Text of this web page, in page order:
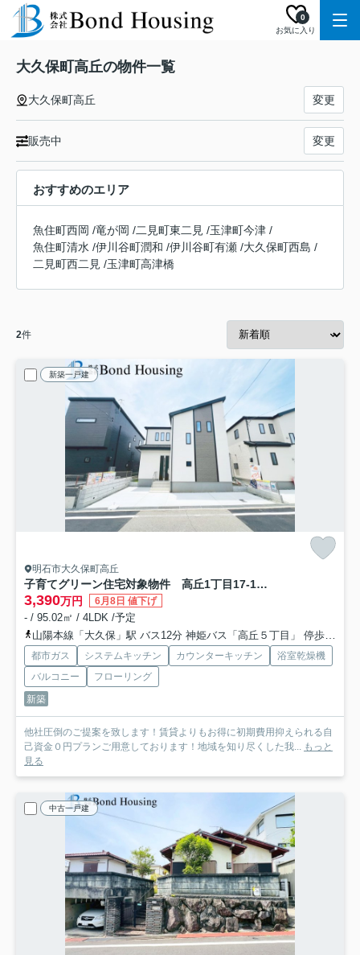
お気に入り
0
大久保町高丘の物件一覧
大久保町高丘 変更
販売中 変更
おすすめのエリア
魚住町西岡 /竜が岡 /二見町東二見 /玉津町今津 /
魚住町清水 /伊川谷町潤和 /伊川谷町有瀬 /大久保町西島 /
二見町西二見 /玉津町高津橋
2件
新築一戸建
明石市大久保町高丘
子育てグリーン住宅対象物件 高丘1丁目17-17 全2棟 B号棟
3,390万円 6月8日 値下げ
- / 95.02㎡ / 4LDK /予定
山陽本線「大久保」駅 バス12分 神姫バス「高丘５丁目」 停歩10分
都市ガス システムキッチン カウンターキッチン
浴室乾燥機
バルコニー
フローリング
新築
他社圧倒のご提案を致します！賃貸よりもお得に初期費用抑えられる自
己資金０円プランご用意しております！地域を知り尽くした我... もっと
見る
中古一戸建